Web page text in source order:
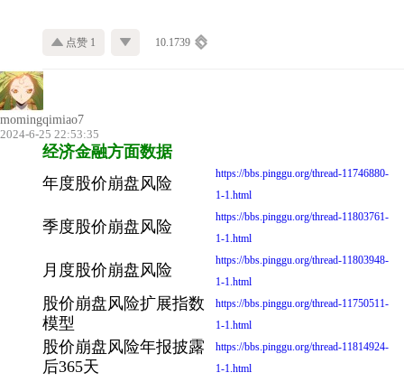
点赞 1 10.1739
momingqimiao7
2024-6-25 22:53:35
经济金融方面数据
年度股价崩盘风险
https://bbs.pinggu.org/thread-11746880-
1-1.html
季度股价崩盘风险
https://bbs.pinggu.org/thread-11803761-
1-1.html
月度股价崩盘风险
https://bbs.pinggu.org/thread-11803948-
1-1.html
股价崩盘风险扩展指数
模型
https://bbs.pinggu.org/thread-11750511-
1-1.html
股价崩盘风险年报披露
后365天
https://bbs.pinggu.org/thread-11814924-
1-1.html